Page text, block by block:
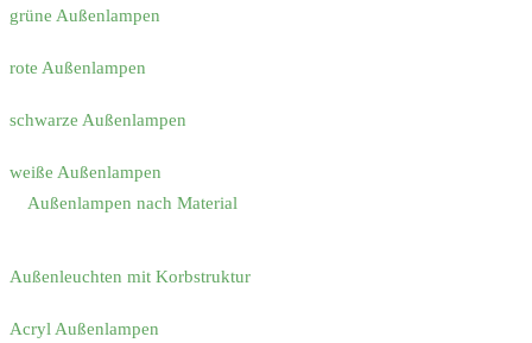
grüne Außenlampen
rote Außenlampen
schwarze Außenlampen
weiße Außenlampen
Außenlampen nach Material
Außenleuchten mit Korbstruktur
Acryl Außenlampen